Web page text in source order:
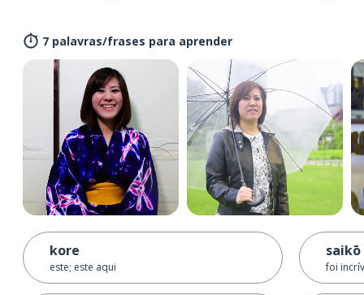
7 palavras/frases para aprender
kore
este; este aqui foi